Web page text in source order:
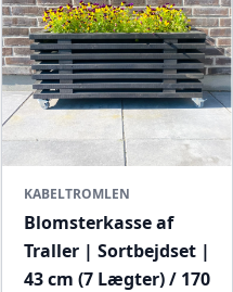
KABELTROMLEN
Blomsterkasse af
Traller | Sortbejdset |
43 cm (7 Lægter) / 170